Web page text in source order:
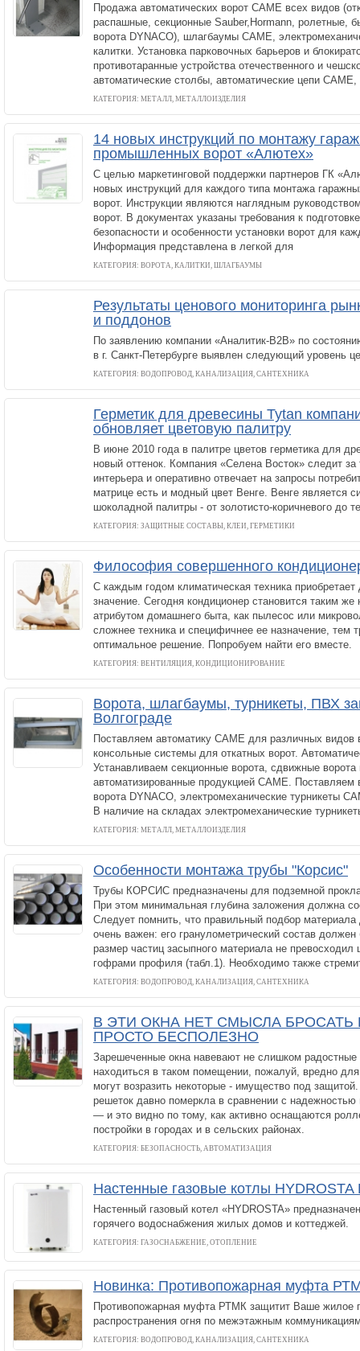
Продажа автоматических ворот САМЕ всех видов
распашные, секционные Sauber,Hormann, ролетные,
ворота DYNACO), шлагбаумы САМЕ,
калитки. Установка парковочных барьеров и
противотаранные устройства отечественного и
автоматические столбы, автоматические цепи
КАТЕГОРИЯ: МЕТАЛЛ, МЕТАЛЛОИЗДЕЛИЯ
14 новых инструкций по монтажу
промышленных ворот «Алютех»
С целью маркетинговой поддержки партнеров ГК
новых инструкций для каждого типа монтажа
ворот. Инструкции являются наглядным
ворот. В документах указаны требования к
безопасности и особенности установки ворот для
Информация представлена в легкой для
КАТЕГОРИЯ: ВОРОТА, КАЛИТКИ, ШЛАГБАУМЫ
Результаты ценового мониторинга
и поддонов
По заявлению компании «Аналитик-B2B» по
в г. Санкт-Петербурге выявлен следующий уровень
КАТЕГОРИЯ: ВОДОПРОВОД, КАНАЛИЗАЦИЯ, САНТЕХНИКА
Герметик для древесины Tytan
обновляет цветовую палитру
В июне 2010 года в палитре цветов герметика для
новый оттенок. Компания «Селена Восток» следит
интерьера и оперативно отвечает на запросы
матрице есть и модный цвет Венге. Венге является
шоколадной палитры - от золотисто-коричневого до
КАТЕГОРИЯ: ЗАЩИТНЫЕ СОСТАВЫ, КЛЕИ, ГЕРМЕТИКИ
Философия совершенного
С каждым годом климатическая техника
значение. Сегодня кондиционер становится таким
атрибутом домашнего быта, как пылесос или
сложнее техника и специфичнее ее назначение, тем
оптимальное решение. Попробуем найти его вместе.
КАТЕГОРИЯ: ВЕНТИЛЯЦИЯ, КОНДИЦИОНИРОВАНИЕ
Ворота, шлагбаумы, турникеты, ПВХ
Волгограде
Поставляем автоматику САМЕ для различных видов
консольные системы для откатных ворот.
Устанавливаем секционные ворота, сдвижные ворота
автоматизированные продукцией САМЕ. Поставляем
ворота DYNACO, электромеханические турникеты
В наличие на складах электромеханические
КАТЕГОРИЯ: МЕТАЛЛ, МЕТАЛЛОИЗДЕЛИЯ
Особенности монтажа трубы "Корсис"
Трубы КОРСИС предназначены для подземной
При этом минимальная глубина заложения должна
Следует помнить, что правильный подбор
очень важен: его гранулометрический состав
размер частиц засыпного материала не
гофрами профиля (табл.1). Необходимо также
КАТЕГОРИЯ: ВОДОПРОВОД, КАНАЛИЗАЦИЯ, САНТЕХНИКА
В ЭТИ ОКНА НЕТ СМЫСЛА
ПРОСТО БЕСПОЛЕЗНО
Зарешеченные окна навевают не слишком радостные
находиться в таком помещении, пожалуй, вредно
могут возразить некоторые - имущество под
решеток давно померкла в сравнении с надежностью
— и это видно по тому, как активно оснащаются
постройки в городах и в сельских районах.
КАТЕГОРИЯ: БЕЗОПАСНОСТЬ, АВТОМАТИЗАЦИЯ
Настенные газовые котлы HYDROSTA
Настенный газовый котел «HYDROSTA»
горячего водоснабжения жилых домов и коттеджей.
КАТЕГОРИЯ: ГАЗОСНАБЖЕНИЕ, ОТОПЛЕНИЕ
Новинка: Противопожарная муфта
Противопожарная муфта РТМК защитит Ваше жилое
распространения огня по межэтажным
КАТЕГОРИЯ: ВОДОПРОВОД, КАНАЛИЗАЦИЯ, САНТЕХНИКА